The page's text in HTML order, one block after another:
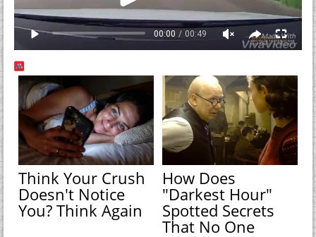
Think Your Crush
Doesn't Notice
You? Think Again
How Does
"Darkest Hour"
Spotted Secrets
That No One